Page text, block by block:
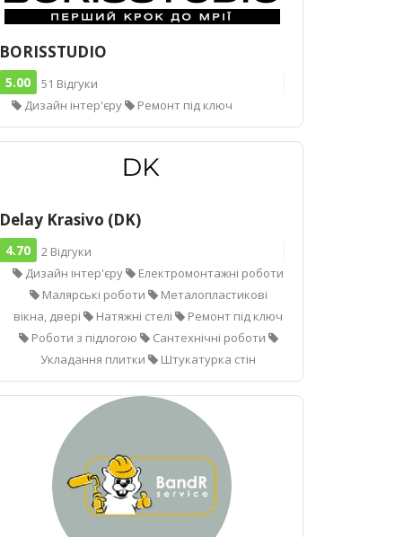
BORISSTUDIO
5.00
51 Відгуки
Дизайн інтер'єру
Ремонт під ключ
Delay Krasivo (DK)
4.70
2 Відгуки
Дизайн інтер'єру
Електромонтажні роботи
Малярські роботи
Металопластикові
вікна, двері
Натяжні стелі
Ремонт під ключ
Роботи з підлогою
Сантехнічні роботи
Укладання плитки
Штукатурка стін